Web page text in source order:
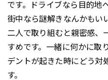
です。ドライブなら目的地
街中なら謎解きなんかもい
二人で取り組むと親密感、
すめです。一緒に何かに取
デントが起きた時にどう対
す。